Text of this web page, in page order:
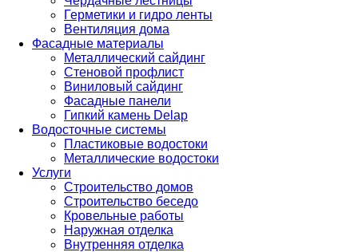
Герметики и гидро ленты
Вентиляция дома
Фасадные материалы
Металлический сайдинг
Стеновой профлист
Виниловый сайдинг
Фасадные панели
Гипкий камень Delap
Водосточные системы
Пластиковые водостоки
Металлические водостоки
Услуги
Строительство домов
Строительство беседо
Кровельные работы
Наружная отделка
Внутренняя отделка